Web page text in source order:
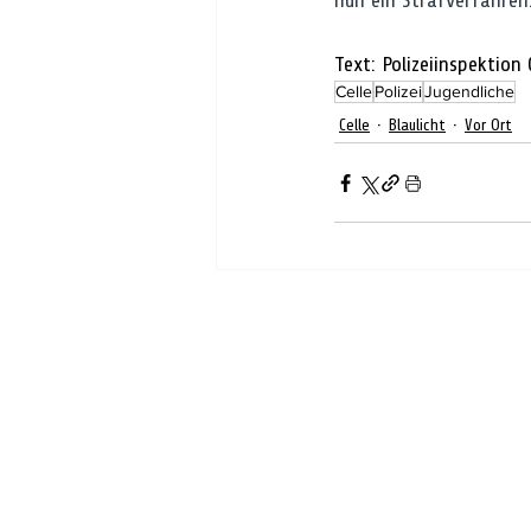
Text: Polizeiinspektion
CellePolizeiJugendliche
Celle Blaulicht Vor Ort